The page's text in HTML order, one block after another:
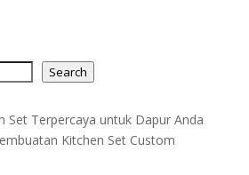
Search
Set Terpercaya untuk Dapur Anda
Kitchen Set Custom